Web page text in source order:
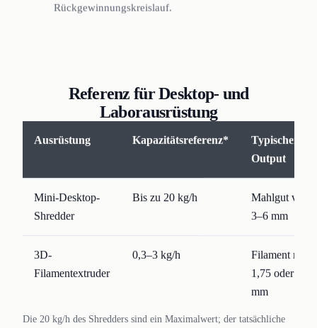
Rückgewinnungskreislauf.
Referenz für Desktop- und
Laborausrüstung
Ausrüstung Kapazitätsreferenz*
Typischer
Output
Mini-Desktop-
Shredder
Bis zu 20 kg/h
Mahlgut von
3–6 mm
3D-
Filamentextruder
0,3–3 kg/h
Filament mit
1,75 oder 2,85
mm
Die 20 kg/h des Shredders sind ein Maximalwert; der tatsächliche